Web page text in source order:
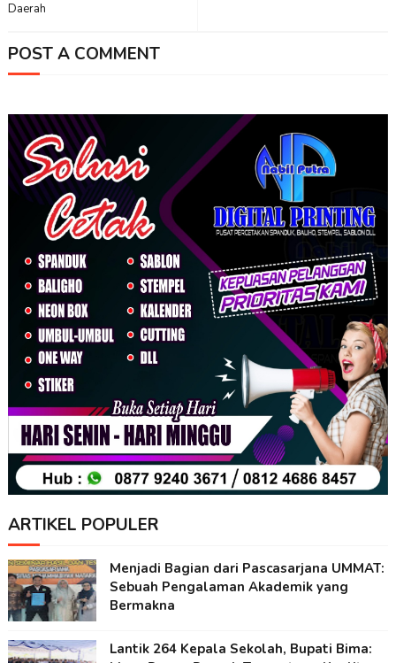
Daerah
POST A COMMENT
ARTIKEL POPULER
Menjadi Bagian dari Pascasarjana UMMAT:
Sebuah Pengalaman Akademik yang
Bermakna
Lantik 264 Kepala Sekolah, Bupati Bima: